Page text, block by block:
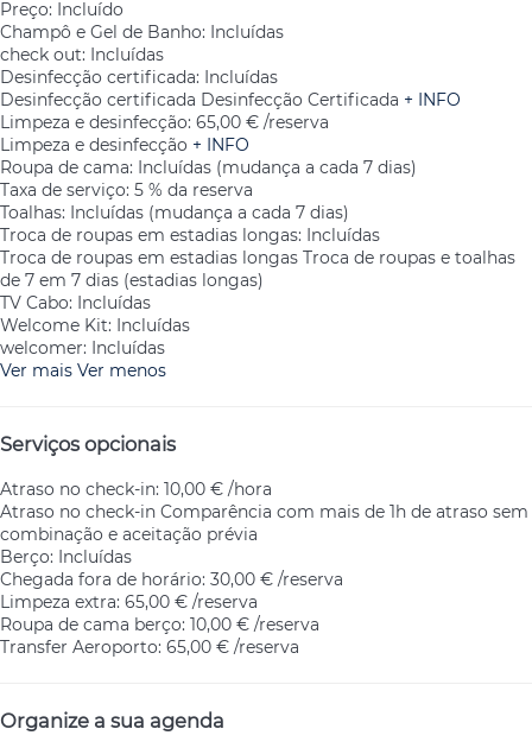
Preço: Incluído
Champô e Gel de Banho: Incluídas
check out: Incluídas
Desinfecção certificada: Incluídas
Desinfecção certificada Desinfecção Certificada + INFO
Limpeza e desinfecção: 65,00 € /reserva
Limpeza e desinfecção + INFO
Roupa de cama: Incluídas (mudança a cada 7 dias)
Taxa de serviço: 5 % da reserva
Toalhas: Incluídas (mudança a cada 7 dias)
Troca de roupas em estadias longas: Incluídas
Troca de roupas em estadias longas Troca de roupas e toalhas
de 7 em 7 dias (estadias longas)
TV Cabo: Incluídas
Welcome Kit: Incluídas
welcomer: Incluídas
Ver mais Ver menos
Serviços opcionais
Atraso no check-in: 10,00 € /hora
Atraso no check-in Comparência com mais de 1h de atraso sem
combinação e aceitação prévia
Berço: Incluídas
Chegada fora de horário: 30,00 € /reserva
Limpeza extra: 65,00 € /reserva
Roupa de cama berço: 10,00 € /reserva
Transfer Aeroporto: 65,00 € /reserva
Organize a sua agenda